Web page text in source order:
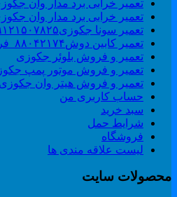
تعمیر خرابی برد مدار وان جکوزی
تعمیر خرابی برد مدار وان جکوزی
تعمیر سونا جکوزی۰۹۱۲۱۵۰۷۸۲۵#| Sauna | Jacuzzi
تعمیر کابین دوش۸۸۰۴۲۱۷۴_فروش کابین دوش
تعمیر و فروش بلوئر جکوزی
تعمیر و فروش موتور پمپ جکوزی
تعمیر و فروش هیتر وان جکوزی
حساب کاربری من
سبد خرید
شرایط حمل
فروشگاه
لیست علاقه مندی ها
سایت